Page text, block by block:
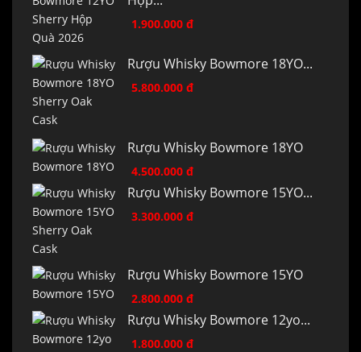
1.900.000 đ
Rượu Whisky Bowmore 18YO...
5.800.000 đ
Rượu Whisky Bowmore 18YO
4.500.000 đ
Rượu Whisky Bowmore 15YO...
3.300.000 đ
Rượu Whisky Bowmore 15YO
2.800.000 đ
Rượu Whisky Bowmore 12yo...
1.800.000 đ